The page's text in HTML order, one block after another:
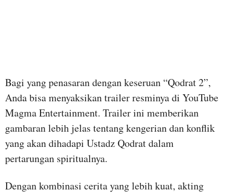
Bagi yang penasaran dengan keseruan “Qodrat 2”,
Anda bisa menyaksikan trailer resminya di YouTube
Magma Entertainment. Trailer ini memberikan
gambaran lebih jelas tentang kengerian dan konflik
yang akan dihadapi Ustadz Qodrat dalam
pertarungan spiritualnya.
Dengan kombinasi cerita yang lebih kuat, akting